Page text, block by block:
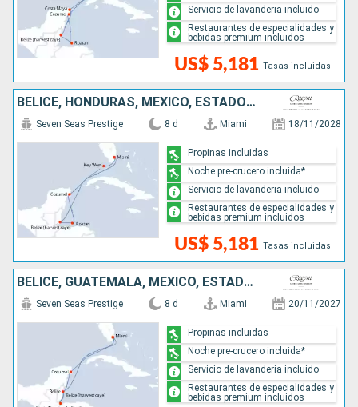
US$ 5,181 Tasas incluidas
Servicio de lavanderia incluido
Restaurantes de especialidades y
bebidas premium incluidos
BELICE, HONDURAS, MÉXICO, ESTADOS UNIDOS
Seven Seas Prestige 8 d Miami 18/11/2028
US$ 5,181 Tasas incluidas
Propinas incluidas
Noche pre-crucero incluida*
Servicio de lavanderia incluido
Restaurantes de especialidades y
bebidas premium incluidos
BELICE, GUATEMALA, MÉXICO, ESTADOS UNIDOS
Seven Seas Prestige 8 d Miami 20/11/2027
Propinas incluidas
Noche pre-crucero incluida*
Servicio de lavanderia incluido
Restaurantes de especialidades y
bebidas premium incluidos